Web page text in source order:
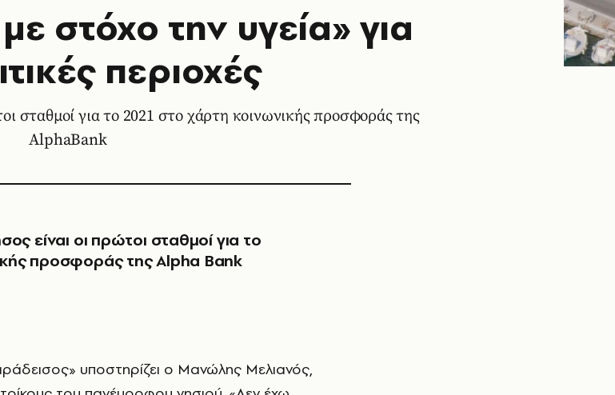
στόχο την υγεία» για
περιοχές
σταθμοί για το 2021 στο χάρτη κοινωνικής προσφοράς της
AlphaBank
είναι οι πρώτοι σταθμοί για το
προσφοράς της Alpha Bank